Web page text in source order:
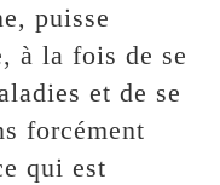
puisse
à la fois de se
et de se
forcément
qui est